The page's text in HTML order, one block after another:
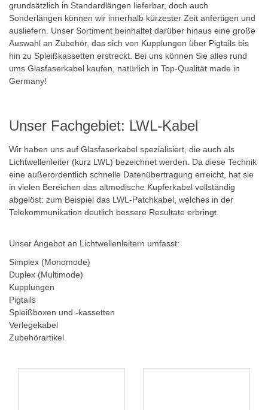
grundsätzlich in Standardlängen lieferbar, doch auch
Sonderlängen können wir innerhalb kürzester Zeit anfertigen und
ausliefern. Unser Sortiment beinhaltet darüber hinaus eine große
Auswahl an Zubehör, das sich von Kupplungen über Pigtails bis
hin zu Spleißkassetten erstreckt. Bei uns können Sie alles rund
ums Glasfaserkabel kaufen, natürlich in Top-Qualität made in
Germany!
Unser Fachgebiet: LWL-Kabel
Wir haben uns auf Glasfaserkabel spezialisiert, die auch als
Lichtwellenleiter (kurz LWL) bezeichnet werden. Da diese Technik
eine außerordentlich schnelle Datenübertragung erreicht, hat sie
in vielen Bereichen das altmodische Kupferkabel vollständig
abgelöst: zum Beispiel das LWL-Patchkabel, welches in der
Telekommunikation deutlich bessere Resultate erbringt.
Unser Angebot an Lichtwellenleitern umfasst:
Simplex (Monomode)
Duplex (Multimode)
Kupplungen
Pigtails
Spleißboxen und -kassetten
Verlegekabel
Zubehörartikel